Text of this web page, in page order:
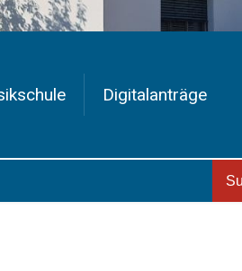
Digitalanträge